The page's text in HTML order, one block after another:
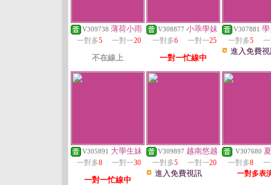
V309738 薄荷小雨
一對多5 一對一20
不在線上
V308877 小乖學妹
一對多6 一對一25
一對一忙線中
V307881
一對多5
進入免費
V305891 大學生妹
一對多8 一對一30
一對一忙線中
V309897 越南悠越
一對多5 一對一20
進入免費視訊
V307680
一對多8
一對多表